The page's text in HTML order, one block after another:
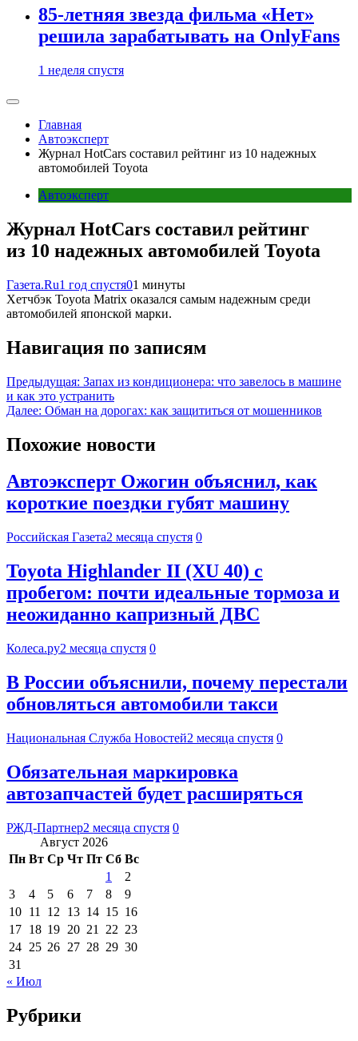
85-летняя звезда фильма «Нет»
решила зарабатывать на OnlyFans
1 неделя спустя
Главная
Автоэксперт
Журнал HotCars составил рейтинг из 10 надежных
автомобилей Toyota
Автоэксперт
Журнал HotCars составил рейтинг
из 10 надежных автомобилей Toyota
Газета.Ru1 год спустя01 минуты
Хетчбэк Toyota Matrix оказался самым надежным среди
автомобилей японской марки.
Навигация по записям
Предыдущая: Запах из кондиционера: что завелось в машине
и как это устранить
Далее: Обман на дорогах: как защититься от мошенников
Похожие новости
Автоэксперт Ожогин объяснил, как
короткие поездки губят машину
Российская Газета2 месяца спустя 0
Toyota Highlander II (XU 40) с
пробегом: почти идеальные тормоза и
неожиданно капризный ДВС
Колеса.ру2 месяца спустя 0
В России объяснили, почему перестали
обновляться автомобили такси
Национальная Служба Новостей2 месяца спустя 0
Обязательная маркировка
автозапчастей будет расширяться
РЖД-Партнер2 месяца спустя 0
Август 2026
Пн Вт Ср Чт Пт Сб Вс
1
2
3
4 5 6 7 8
9
10 11 12 13 14 15 16
17 18 19 20 21 22 23
24 25 26 27 28 29 30
31
« Июл
Рубрики